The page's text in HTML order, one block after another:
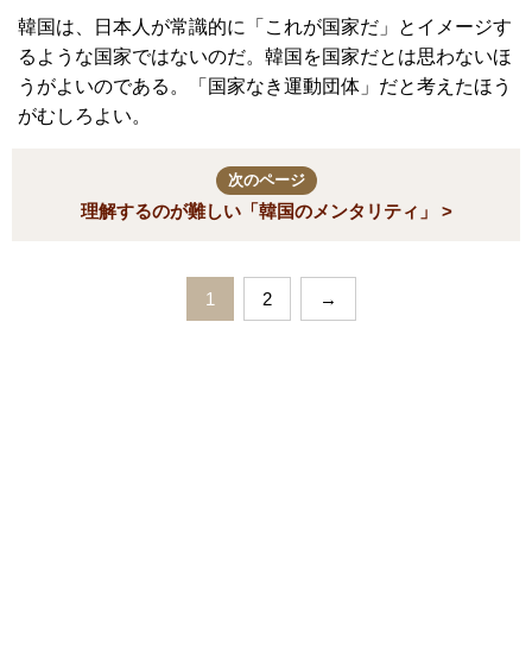
韓国は、日本人が常識的に「これが国家だ」とイメージす
るような国家ではないのだ。韓国を国家だとは思わないほ
うがよいのである。「国家なき運動団体」だと考えたほう
がむしろよい。
次のページ
理解するのが難しい「韓国のメンタリティ」 >
1 2 →